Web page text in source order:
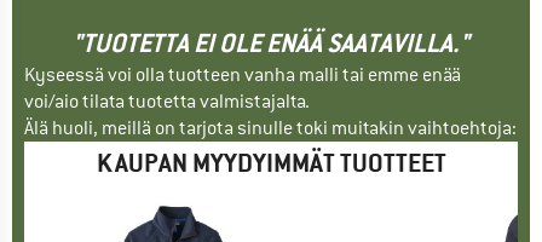
"TUOTETTA EI OLE ENÄÄ SAATAVILLA."
Kyseessä voi olla tuotteen vanha malli tai emme enää
voi/aio tilata tuotetta valmistajalta.
Älä huoli, meillä on tarjota sinulle toki muitakin vaihtoehtoja:
KAUPAN MYYDYIMMÄT TUOTTEET